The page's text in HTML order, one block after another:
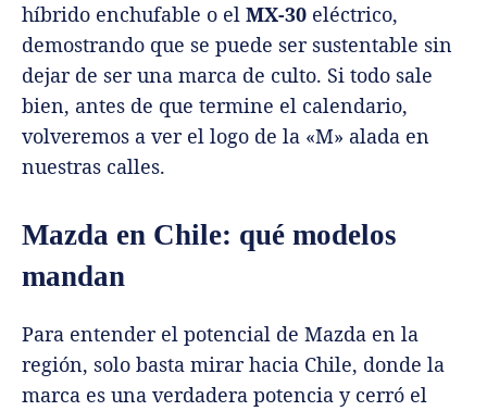
híbrido enchufable o el MX-30 eléctrico,
demostrando que se puede ser sustentable sin
dejar de ser una marca de culto. Si todo sale
bien, antes de que termine el calendario,
volveremos a ver el logo de la «M» alada en
nuestras calles.
Mazda en Chile: qué modelos
mandan
Para entender el potencial de Mazda en la
región, solo basta mirar hacia Chile, donde la
marca es una verdadera potencia y cerró el